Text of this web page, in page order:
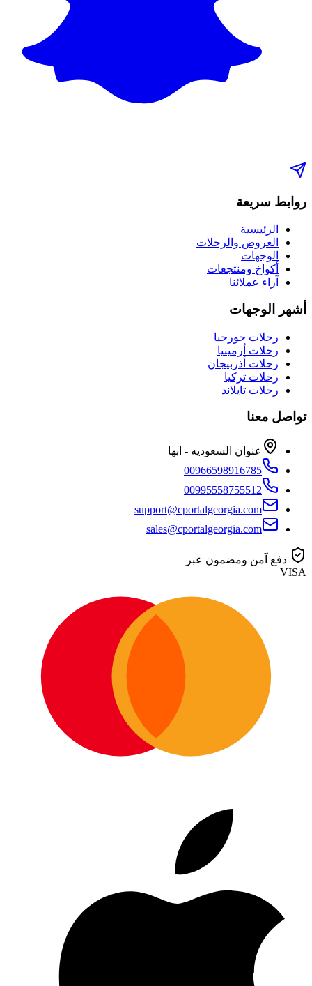
روابط سريعة
الرئيسية
العروض والرحلات
الوجهات
أكواخ ومنتجعات
آراء عملائنا
أشهر الوجهات
رحلات جورجيا
رحلات أرمينيا
رحلات أذربيجان
رحلات تركيا
رحلات تايلاند
تواصل معنا
عنوان السعوديه - ابها
00966598916785
00995558755512
support@cportalgeorgia.com
sales@cportalgeorgia.com
دفع آمن ومضمون عبر
VISA